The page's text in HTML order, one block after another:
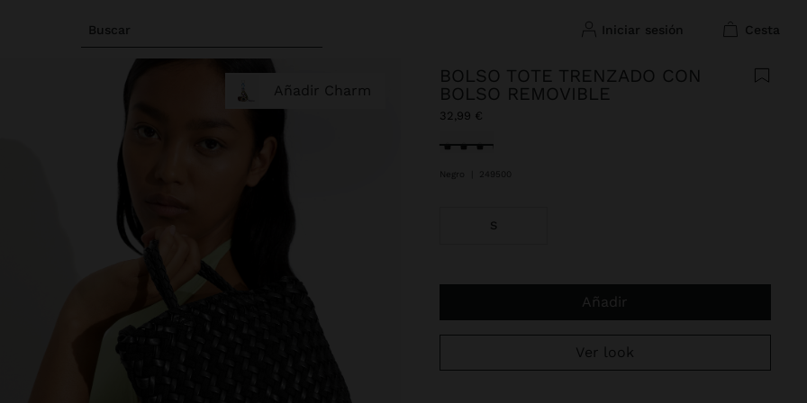
Buscar iniciar sesión cesta
Añadir Charm
BOLSO TOTE TRENZADO CON
BOLSO REMOVIBLE
32,99 €
Seleccionado
Negro 249500
S
Añadir
Ver look